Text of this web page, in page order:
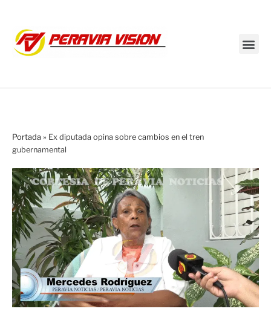
Portada » Ex diputada opina sobre cambios en el tren
gubernamental